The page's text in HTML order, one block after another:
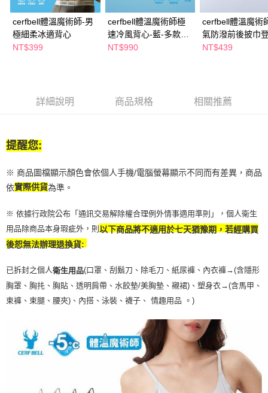
後付繳納相關費用。
※ 交易是否成功請以「AFTEE先享後付 」之結帳頁面顯示為準，若有關於
是否繳費成功／繳費後需取消欲退款等相關疑問，請聯繫「AFTEE先享後付
客戶支援中心」https://netprotections.freshdesk.com/support/home
２．關於個人資料處理事宜，請瀏覽以下網址：
任。
時審查核予不同之上限額度；若仍有額度不足之情形，本公司將視審查結果
請求用戶進行身份認證。
５．嚴禁一人註冊多個帳號或使用他人資訊註冊。若發現惡意使用之情形，
付款後萊爾富取貨
每筆NT$65，滿NT$490(含以上)免運費
每筆NT$65，滿NT$490(含以上)免運費
每筆NT$100，滿NT$790(含以上)免運費
付款後寶雅門市自取(由倉庫統一出貨)
每筆NT$80，滿NT$290(含以上)免運費
cerfbell體溫魔術師-男
極細柔冰適背心
NT$399
cerfbell體溫魔術師極
速冷風背心-藍-多款任
選
NT$990
cerfbell體溫魔術
氣防潑前後披巾
帽-丈青
NT$439
詳細說明 商品規格 相關推薦
提醒您:
※ 商品圖檔顯示顏色會依個人手機/電腦螢幕顯示不同而有差異，商品
依實際供貨為準。
※ 依據行政院公布「通訊交易解除權合理例外情事適用準則」，個人衛生
用品除商品本身瑕疵外，則以下商品將不適用於七天猶豫期，若經購買
後恕無法辦理退換貨:
已拆封之個人衛生用品(口罩、刮鬍刀、除毛刀、紙尿褲、內衣褲→(含隱形
胸罩、胸扥、胸貼、透明肩帶、水餃墊/美胸墊、襯裙)、塑身衣→(含馬甲、
束褲、束腿、腰夾) 、內搭、泳裝、襪子、 情趣用品 。)